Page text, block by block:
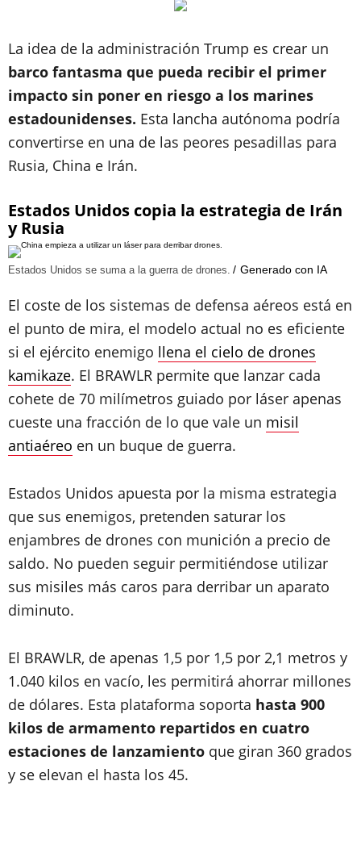
La idea de la administración Trump es crear un
barco fantasma que pueda recibir el primer
impacto sin poner en riesgo a los marines
estadounidenses. Esta lancha autónoma podría
convertirse en una de las peores pesadillas para
Rusia, China e Irán.
Estados Unidos copia la estrategia de Irán
y Rusia
Estados Unidos se suma a la guerra de drones. Generado con IA
El coste de los sistemas de defensa aéreos está en
el punto de mira, el modelo actual no es eficiente
si el ejército enemigo llena el cielo de drones
kamikaze. El BRAWLR permite que lanzar cada
cohete de 70 milímetros guiado por láser apenas
cueste una fracción de lo que vale un misil
antiaéreo en un buque de guerra.
Estados Unidos apuesta por la misma estrategia
que sus enemigos, pretenden saturar los
enjambres de drones con munición a precio de
saldo. No pueden seguir permitiéndose utilizar
sus misiles más caros para derribar un aparato
diminuto.
El BRAWLR, de apenas 1,5 por 1,5 por 2,1 metros y
1.040 kilos en vacío, les permitirá ahorrar millones
de dólares. Esta plataforma soporta hasta 900
kilos de armamento repartidos en cuatro
estaciones de lanzamiento que giran 360 grados
y se elevan el hasta los 45.